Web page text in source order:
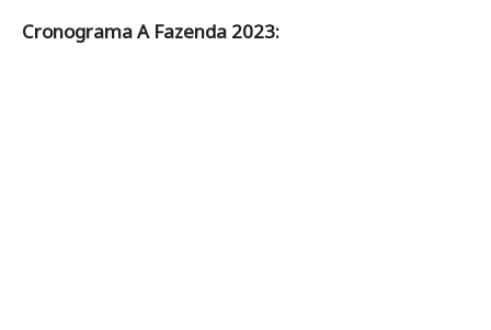
Cronograma A Fazenda 2023: